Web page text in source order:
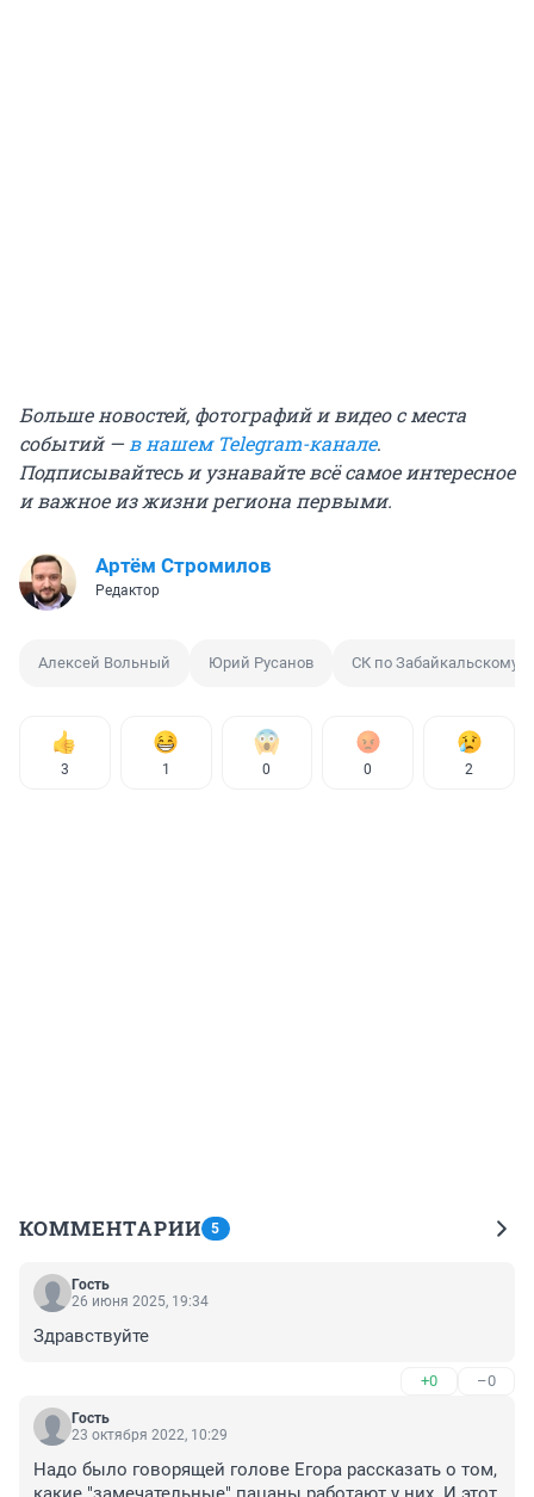
Больше новостей, фотографий и видео с места
событий — в нашем Telegram-канале.
Подписывайтесь и узнавайте всё самое интересное
и важное из жизни региона первыми.
Артём Стромилов
Редактор
Алексей Вольный Юрий Русанов СК по Забайкальскому
3 1 0 0 2
КОММЕНТАРИИ 5
Гость
26 июня 2025, 19:34
Здравствуйте
+0 –0
Гость
23 октября 2022, 10:29
Надо было говорящей голове Егора рассказать о том,